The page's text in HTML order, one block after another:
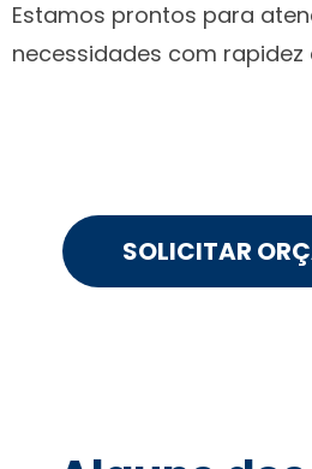
Estamos prontos para
necessidades com rapidez
SOLICITAR